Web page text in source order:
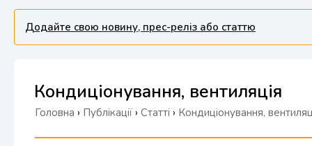
Додайте свою новину, прес-реліз або статтю
Кондиціонування, вентиляція
Головна › Публікації › Статті › Кондиціонування,